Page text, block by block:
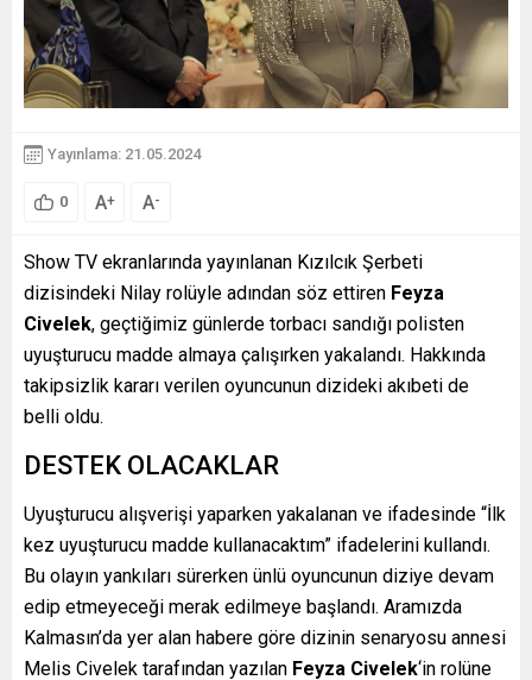
Yayınlama: 21.05.2024
0 A+ A-
Show TV ekranlarında yayınlanan Kızılcık Şerbeti
dizisindeki Nilay rolüyle adından söz ettiren Feyza
Civelek, geçtiğimiz günlerde torbacı sandığı polisten
uyuşturucu madde almaya çalışırken yakalandı. Hakkında
takipsizlik kararı verilen oyuncunun dizideki akıbeti de
belli oldu.
DESTEK OLACAKLAR
Uyuşturucu alışverişi yaparken yakalanan ve ifadesinde “İlk
kez uyuşturucu madde kullanacaktım” ifadelerini kullandı.
Bu olayın yankıları sürerken ünlü oyuncunun diziye devam
edip etmeyeceği merak edilmeye başlandı. Aramızda
Kalmasın’da yer alan habere göre dizinin senaryosu annesi
Melis Civelek tarafından yazılan Feyza Civelek‘in rolüne